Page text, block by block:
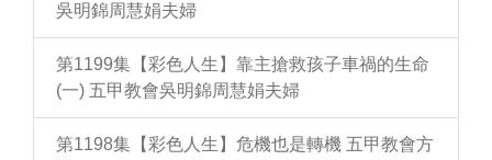
吳明錦周慧娟夫婦
第1199集【彩色人生】靠主搶救孩子車禍的生命
(一) 五甲教會吳明錦周慧娟夫婦
第1198集【彩色人生】危機也是轉機 五甲教會方